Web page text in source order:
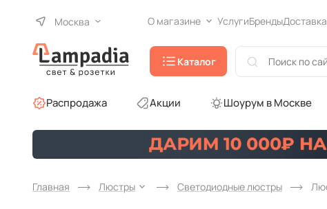
Москва О магазине УслугиБрендыДоставка
Каталог
Распродажа Акции Шоурум в Москве
Главная Люстры Светодиодные люстры